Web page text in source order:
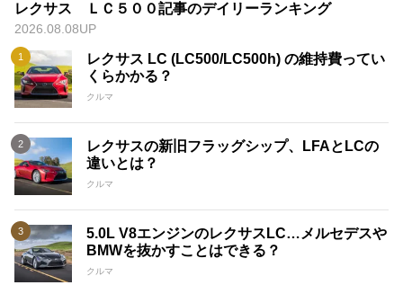
レクサス ＬＣ５００記事のデイリーランキング
2026.08.08UP
レクサス LC (LC500/LC500h) の維持費ってい
くらかかる？
クルマ
レクサスの新旧フラッグシップ、LFAとLCの
違いとは？
クルマ
5.0L V8エンジンのレクサスLC…メルセデスや
BMWを抜かすことはできる？
クルマ